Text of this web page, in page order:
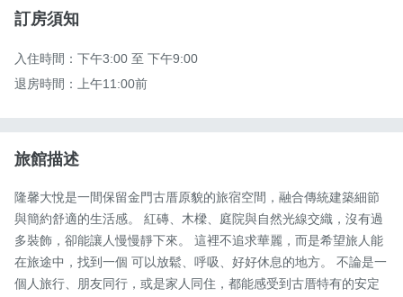
訂房須知
入住時間：下午3:00 至 下午9:00
退房時間：上午11:00前
旅館描述
隆馨大悅是一間保留金門古厝原貌的旅宿空間，融合傳統建築細節
與簡約舒適的生活感。 紅磚、木樑、庭院與自然光線交織，沒有過
多裝飾，卻能讓人慢慢靜下來。 這裡不追求華麗，而是希望旅人能
在旅途中，找到一個 可以放鬆、呼吸、好好休息的地方。 不論是一
個人旅行、朋友同行，或是家人同住，都能感受到古厝特有的安定